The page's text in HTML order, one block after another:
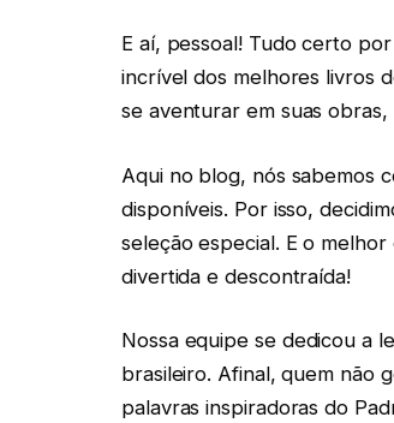
E aí, pessoal! Tudo certo
incrível dos melhores livros
se aventurar em suas
Aqui no blog, nós sabemos
disponíveis. Por isso,
seleção especial. E o
divertida e descontraída!
Nossa equipe se dedicou a
brasileiro. Afinal, quem não
palavras inspiradoras do